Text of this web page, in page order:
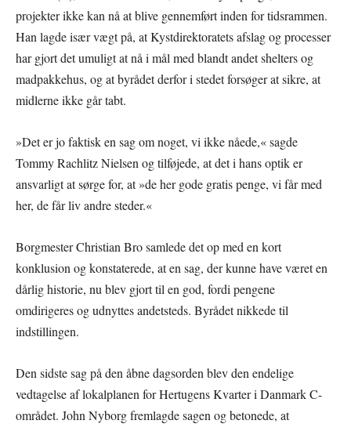
projekter ikke kan nå at blive gennemført inden for tidsrammen.
Han lagde især vægt på, at Kystdirektoratets afslag og processer
har gjort det umuligt at nå i mål med blandt andet shelters og
madpakkehus, og at byrådet derfor i stedet forsøger at sikre, at
midlerne ikke går tabt.
»Det er jo faktisk en sag om noget, vi ikke nåede,« sagde
Tommy Rachlitz Nielsen og tilføjede, at det i hans optik er
ansvarligt at sørge for, at »de her gode gratis penge, vi får med
her, de får liv andre steder.«
Borgmester Christian Bro samlede det op med en kort
konklusion og konstaterede, at en sag, der kunne have været en
dårlig historie, nu blev gjort til en god, fordi pengene
omdirigeres og udnyttes andetsteds. Byrådet nikkede til
indstillingen.
Den sidste sag på den åbne dagsorden blev den endelige
vedtagelse af lokalplanen for Hertugens Kvarter i Danmark C-
området. John Nyborg fremlagde sagen og betonede, at